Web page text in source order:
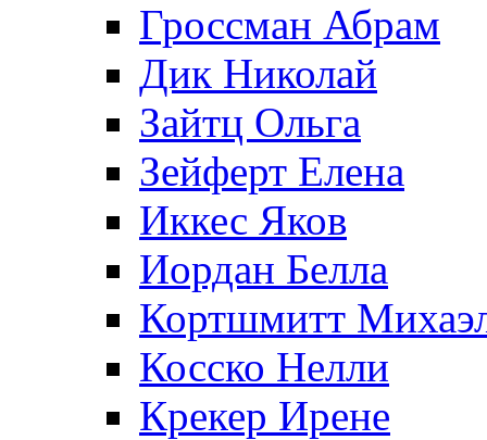
Гроссман Абрам
Дик Николай
Зайтц Ольга
Зейферт Елена
Иккес Яков
Иордан Белла
Кортшмитт
Косско Нелли
Крекер Ирене